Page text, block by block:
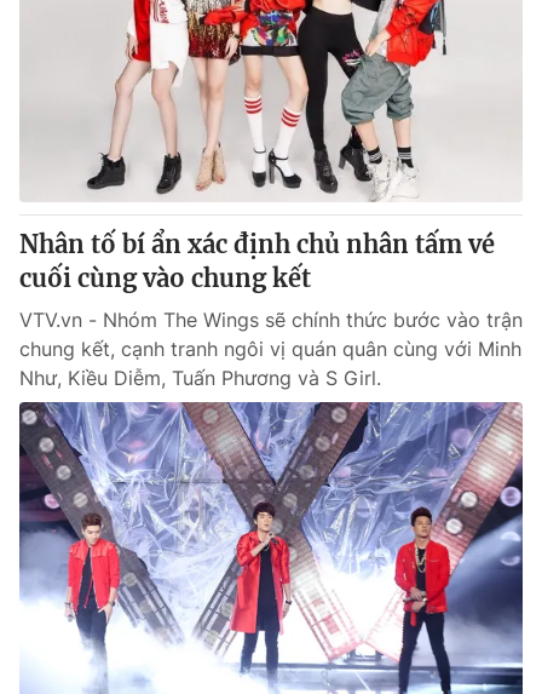
VTV Sức khoẻ Bất động sản
Thị trường 24h Tấm lòng Việt
VTV4 Vươn mình bằng AI
VTV9 VTV8
Liên hệ tòa soạn English
THỜI BÁO VTV
Theo dõi báo trên
Cơ quan chủ quản:Đài Truyền hình Việt Nam
Cơ quan báo chí:
Thời báo VTV
Nhân tố bí ẩn xác định chủ nhân tấm vé
cuối cùng vào chung kết
VTV.vn - Nhóm The Wings sẽ chính thức bước vào trận
chung kết, cạnh tranh ngôi vị quán quân cùng với Minh
Như, Kiều Diễm, Tuấn Phương và S Girl.